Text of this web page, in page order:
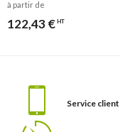
à partir de
122,43 € HT
Service client